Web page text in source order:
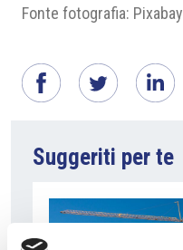
Fonte fotografia: Pixabay
Suggeriti per te